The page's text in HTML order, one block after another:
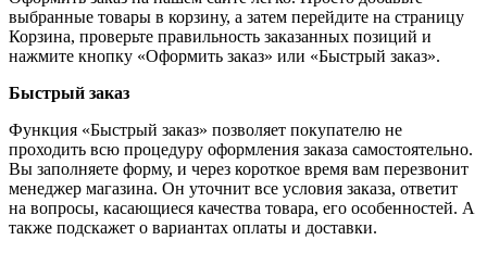
выбранные товары в корзину, а затем перейдите на страницу
Корзина, проверьте правильность заказанных позиций и
нажмите кнопку «Оформить заказ» или «Быстрый заказ».
Быстрый заказ
Функция «Быстрый заказ» позволяет покупателю не
проходить всю процедуру оформления заказа самостоятельно.
Вы заполняете форму, и через короткое время вам перезвонит
менеджер магазина. Он уточнит все условия заказа, ответит
на вопросы, касающиеся качества товара, его особенностей. А
также подскажет о вариантах оплаты и доставки.